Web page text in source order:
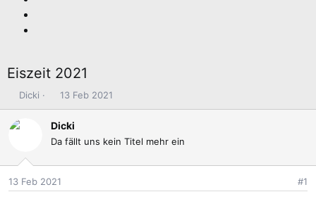
Eiszeit 2021
E
r
s
l
e
Dicki
E
r
s
l
l
t
13 Feb 2021
Dicki
Da fällt uns kein Titel mehr ein
13 Feb 2021 #1